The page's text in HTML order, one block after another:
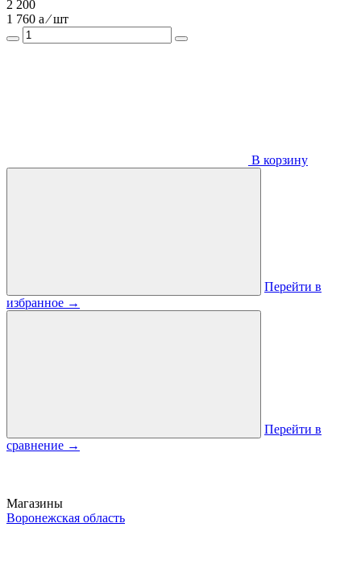
2 200
1 760 a ⁄ шт
В корзину
Перейти в
избранное →
Перейти в
сравнение →
Магазины
Воронежская область